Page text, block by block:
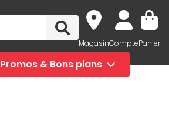
MagasinComptePanier
Promos & Bons plans